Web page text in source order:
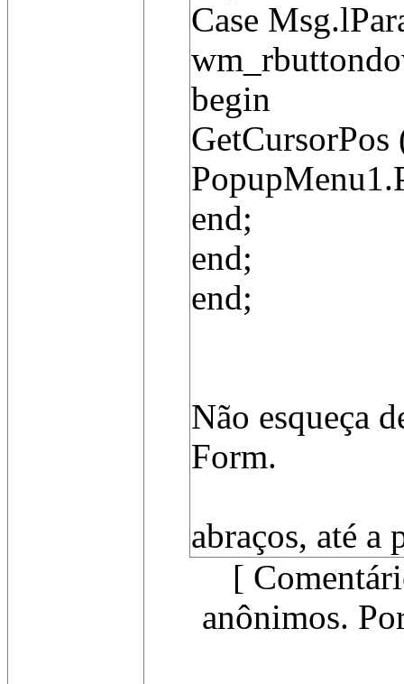
Case
begin
GetCursorPos
end;
end;
end;
Não esqueça
Form.
abraços, até a
[
anônimos.